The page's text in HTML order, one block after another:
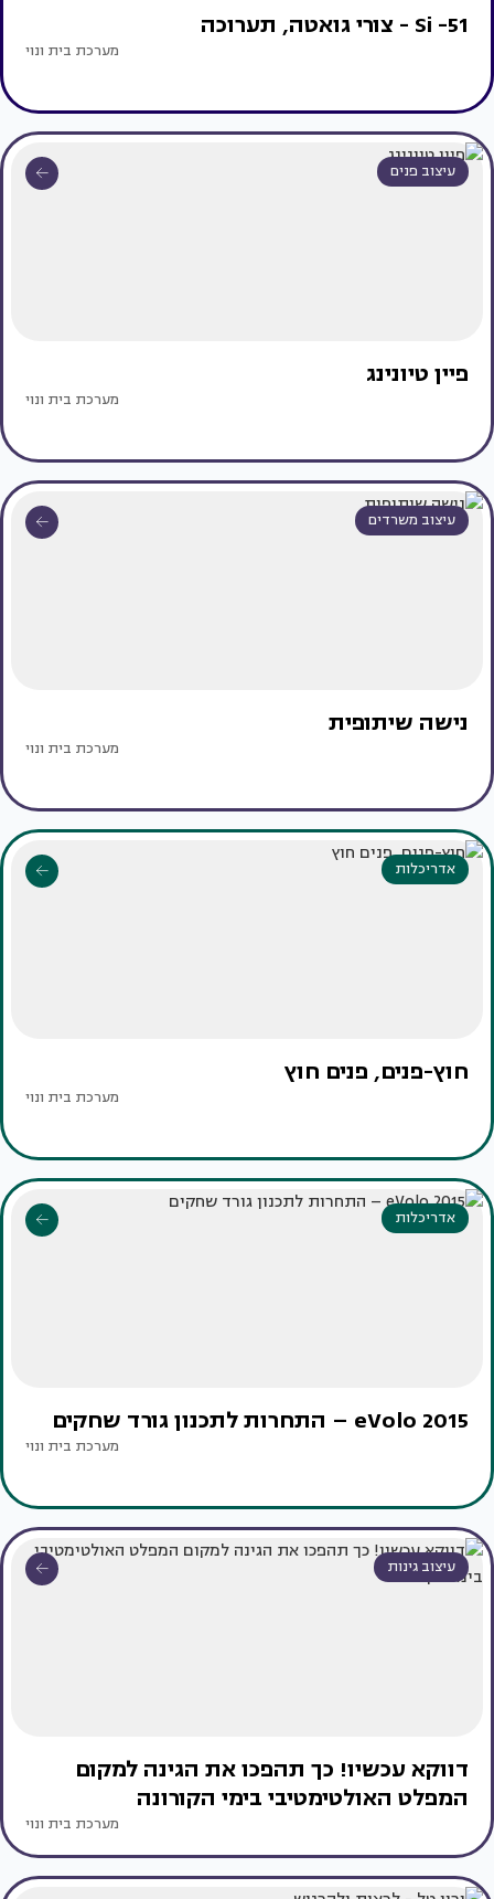
Si -51 - צורי גואטה, תערוכה
מערכת בית ונוי
עיצוב פנים
פיין טיונינג
מערכת בית ונוי
עיצוב משרדים
נישה שיתופית
מערכת בית ונוי
אדריכלות
חוץ-פנים, פנים חוץ
מערכת בית ונוי
אדריכלות
eVolo 2015 – התחרות לתכנון גורד שחקים
מערכת בית ונוי
עיצוב גינות
דווקא עכשיו! כך תהפכו את הגינה למקום
המפלט האולטימטיבי בימי הקורונה
מערכת בית ונוי